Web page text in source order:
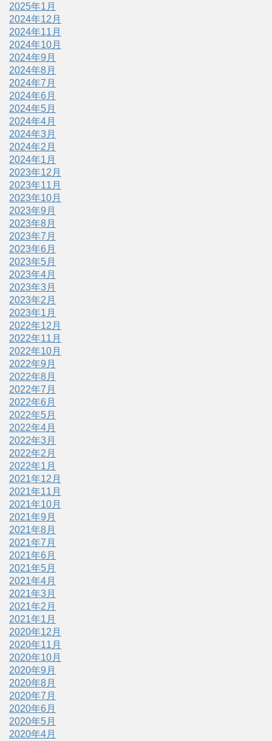
2025年1月
2024年12月
2024年11月
2024年10月
2024年9月
2024年8月
2024年7月
2024年6月
2024年5月
2024年4月
2024年3月
2024年2月
2024年1月
2023年12月
2023年11月
2023年10月
2023年9月
2023年8月
2023年7月
2023年6月
2023年5月
2023年4月
2023年3月
2023年2月
2023年1月
2022年12月
2022年11月
2022年10月
2022年9月
2022年8月
2022年7月
2022年6月
2022年5月
2022年4月
2022年3月
2022年2月
2022年1月
2021年12月
2021年11月
2021年10月
2021年9月
2021年8月
2021年7月
2021年6月
2021年5月
2021年4月
2021年3月
2021年2月
2021年1月
2020年12月
2020年11月
2020年10月
2020年9月
2020年8月
2020年7月
2020年6月
2020年5月
2020年4月